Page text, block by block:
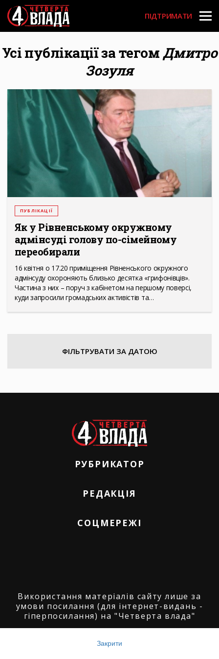
Перейти
до
основного
вмісту
User
account
menu
ПІДТРИМАТИ
Усі публікації за тегомДмитро
Зозуля
ПУБЛІКАЦІЇ
Як у Рівненському окружному
адмінсуді голову по-сімейному
переобирали
16 квітня о 17.20 приміщення Рівненського окружного
адмінсуду охороняють близько десятка «грифонівців».
Частина з них – поруч з кабінетом на першому поверсі,
куди запросили громадських активістів та…
ФІЛЬТРУВАТИ ЗА ДАТОЮ
РУБРИКАТОР
РЕДАКЦІЯ
СОЦМЕРЕЖІ
Використання матеріалів сайту лише за
умови посилання (для інтернет-видань -
гіперпосилання) на "Четверта влада"
"Четверта влада": 2008-2026.
Закрити